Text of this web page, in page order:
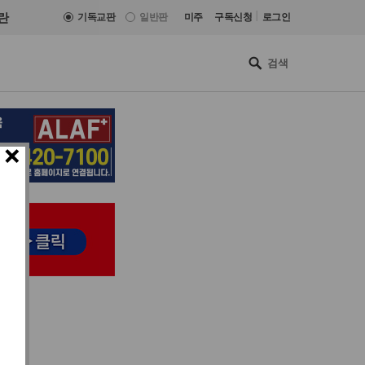
기독교판 일반판 미주 구독신청 로그인
×